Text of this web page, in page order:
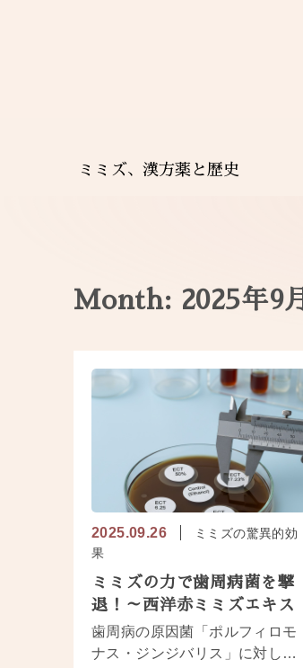
ミミズ、漢方薬と歴史
Month: 2025年9月
2025.09.26
ミミズの驚異的効
果
ミミズの力で歯周病菌を撃
退！～西洋赤ミミズエキス
が歯周病の原因菌に効果を
発揮～
歯周病の原因菌「ポルフィロモ
ナス・ジンジバリス」に対し、